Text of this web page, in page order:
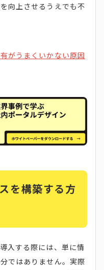
向上させるうえでも不
がうまくいかない原因
を構築する方
入する際には、単に情
ではありません。実際